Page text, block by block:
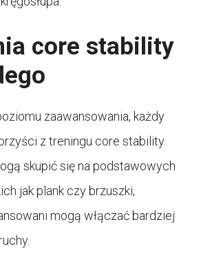
core stability
zaawansowania, każdy
z treningu core stability.
skupić się na podstawowych
jak plank czy brzuszki,
mogą włączać bardziej